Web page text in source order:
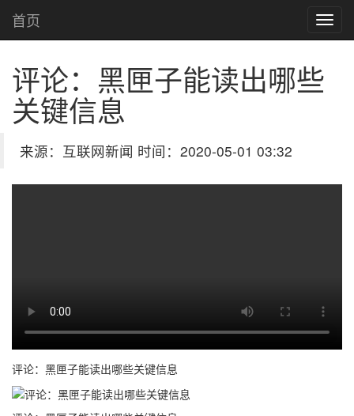
首页
评论：黑匣子能读出哪些
关键信息
来源：互联网新闻 时间：2020-05-01 03:32
评论：黑匣子能读出哪些关键信息